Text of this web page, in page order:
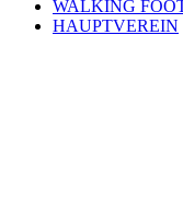
WALKING
HAUPTVEREIN